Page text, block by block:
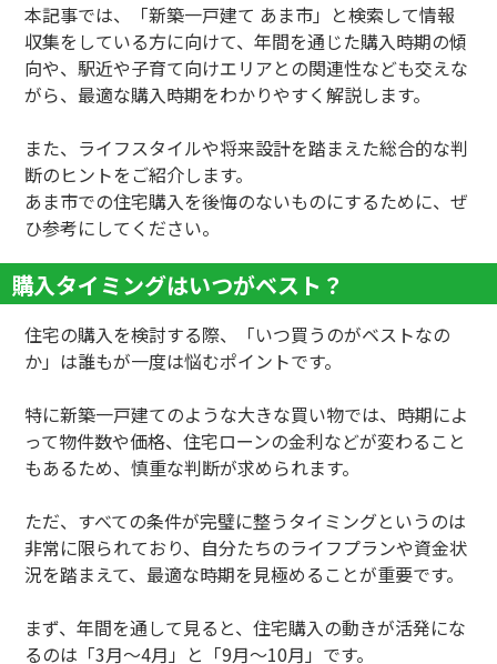
本記事では、「新築一戸建て あま市」と検索して情報
収集をしている方に向けて、年間を通じた購入時期の傾
向や、駅近や子育て向けエリアとの関連性なども交えな
がら、最適な購入時期をわかりやすく解説します。
また、ライフスタイルや将来設計を踏まえた総合的な判
断のヒントをご紹介します。
あま市での住宅購入を後悔のないものにするために、ぜ
ひ参考にしてください。
購入タイミングはいつがベスト？
住宅の購入を検討する際、「いつ買うのがベストなの
か」は誰もが一度は悩むポイントです。
特に新築一戸建てのような大きな買い物では、時期によ
って物件数や価格、住宅ローンの金利などが変わること
もあるため、慎重な判断が求められます。
ただ、すべての条件が完璧に整うタイミングというのは
非常に限られており、自分たちのライフプランや資金状
況を踏まえて、最適な時期を見極めることが重要です。
まず、年間を通して見ると、住宅購入の動きが活発にな
るのは「3月～4月」と「9月～10月」です。